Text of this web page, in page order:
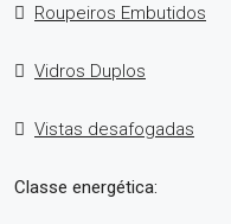
Roupeiros Embutidos
Vidros Duplos
Vistas desafogadas
Classe energética: